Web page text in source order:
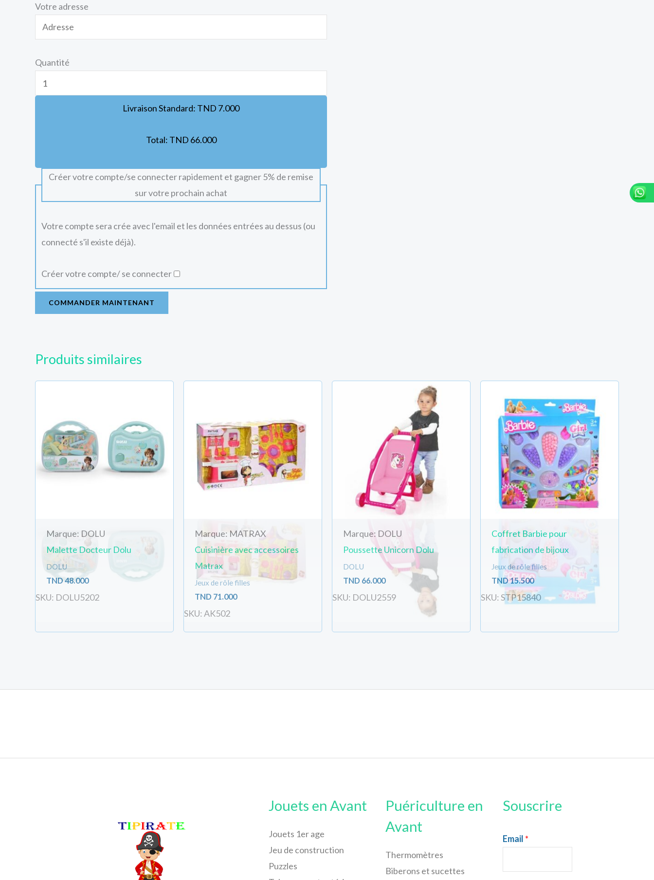
Votre adresse
Quantité
Livraison Standard: TND 7.000
Total: TND 66.000
Créer votre compte/se connecter rapidement et gagner 5% de remise
sur votre prochain achat
Votre compte sera crée avec l'email et les données entrées au dessus (ou
connecté s'il existe déjà).
Créer votre compte/ se connecter
COMMANDER MAINTENANT
Produits similaires
Marque: DOLU
Malette Docteur Dolu
DOLU
TND 48.000
SKU: DOLU5202
Marque: MATRAX
Cuisinière avec accessoires
Matrax
Jeux de rôle filles
TND 71.000
SKU: AK502
Marque: DOLU
Poussette Unicorn Dolu
DOLU
TND 66.000
SKU: DOLU2559
Coffret Barbie pour
fabrication de bijoux
Jeux de rôle filles
TND15.500
SKU: STP15840
Jouets en Avant
Jouets 1er age
Jeu de construction
Puzzles
Puériculture en
Avant
Thermomètres
Biberons et sucettes
Souscrire
Email *